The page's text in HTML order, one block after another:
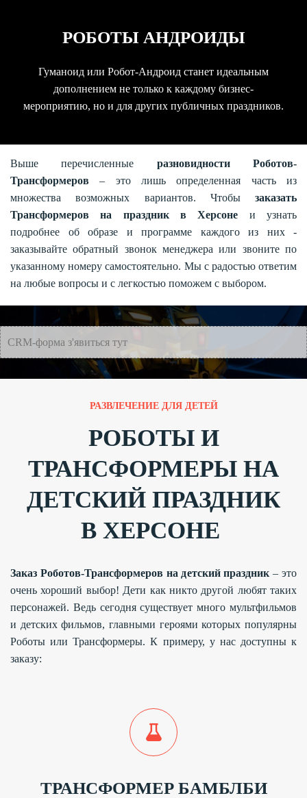
РОБОТЫ АНДРОИДЫ
Гуманоид или Робот-Андроид станет идеальным
дополнением не только к каждому бизнес-
мероприятию, но и для других публичных праздников.
Выше перечисленные разновидности Роботов-
Трансформеров – это лишь определенная часть из
множества возможных вариантов. Чтобы заказать
Трансформеров на праздник в Херсоне и узнать
подробнее об образе и программе каждого из них -
заказывайте обратный звонок менеджера или звоните по
указанному номеру самостоятельно. Мы с радостью ответим
на любые вопросы и с легкостью поможем с выбором.
CRM-форма з'явиться тут
РАЗВЛЕЧЕНИЕ ДЛЯ ДЕТЕЙ
РОБОТЫ И
ТРАНСФОРМЕРЫ НА
ДЕТСКИЙ ПРАЗДНИК
В ХЕРСОНЕ
Заказ Роботов-Трансформеров на детский праздник– это
очень хороший выбор! Дети как никто другой любят таких
персонажей. Ведь сегодня существует много мультфильмов
и детских фильмов, главными героями которых популярны
Роботы или Трансформеры. К примеру, у нас доступны к
заказу:
ТРАНСФОРМЕР БАМБЛБИ